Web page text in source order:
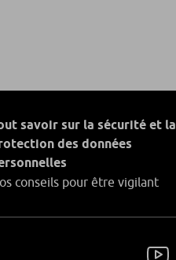
savoir sur la sécurité et la
des données
conseils pour être vigilant